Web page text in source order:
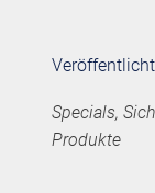
Specials,
Produkte